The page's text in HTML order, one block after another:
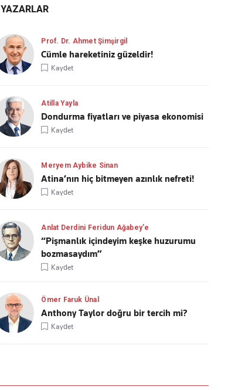
YAZARLAR
Prof. Dr. Ahmet Şimşirgil
Cümle hareketiniz güzeldir!
Kaydet
Atilla Yayla
Dondurma fiyatları ve piyasa ekonomisi
Kaydet
Meryem Aybike Sinan
Atina’nın hiç bitmeyen azınlık nefreti!
Kaydet
Anlat Derdini Feridun Ağabey'e
“Pişmanlık içindeyim keşke huzurumu
bozmasaydım”
Kaydet
Ömer Faruk Ünal
Anthony Taylor doğru bir tercih mi?
Kaydet